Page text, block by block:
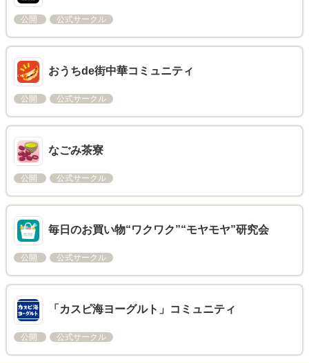
公開 公式サークル
おうちde街中華コミュニティ
公開 公式サークル
なごみ茶寮
公開 公式サークル
毎日のお買い物“ワクワク”“モヤモヤ”研究会
公開 公式サークル
「カスピ海ヨーグルト」コミュニティ
公開 公式サークル